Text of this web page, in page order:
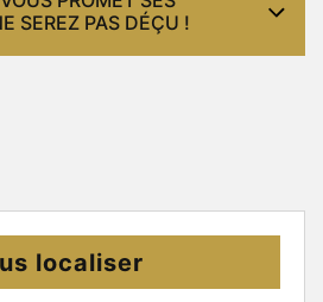
SEREZ PAS DÉÇU !
localiser